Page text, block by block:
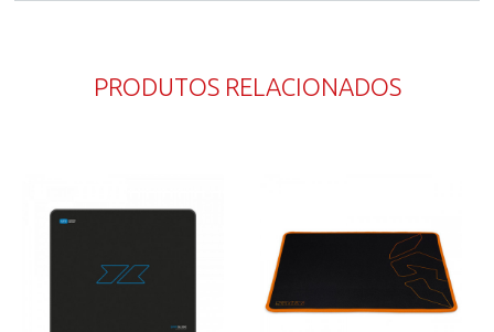
PRODUTOS RELACIONADOS